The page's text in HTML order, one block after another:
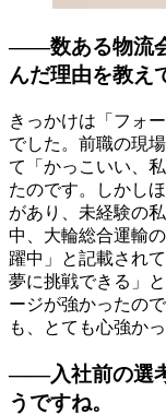
――数ある物流
んだ理由を教え
きっかけは「フォ
でした。前職の現
て「かっこいい、
たのです。しかし
があり、未経験の
中、大輪総合運輸
躍中」と記載され
夢に挑戦できる」
ージが強かったの
も、とても心強かっ
――入社前の選
うですね。